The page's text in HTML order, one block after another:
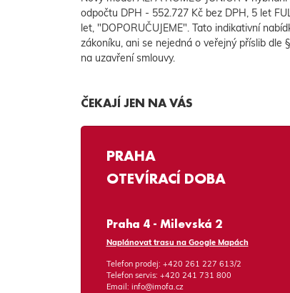
odpočtu DPH - 552.727 Kč bez DPH, 5 let
let, "DOPORUČUJEME". Tato indikativní
zákoníku, ani se nejedná o veřejný příslib dle
na uzavření smlouvy.
ČEKAJÍ JEN NA VÁS
PRAHA
OTEVÍRACÍ DOBA
Praha 4 - Milevská 2
Naplánovat trasu na Google Mapách
Telefon prodej: +420 261 227 613/2
Telefon servis: +420 241 731 800
Email: info@imofa.cz